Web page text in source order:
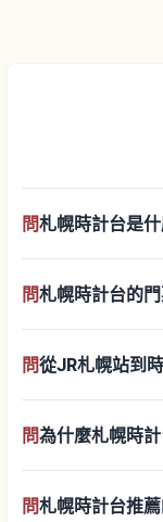
問札幌時計台是
問札幌時計台的
問從JR札幌站到
問為什麼札幌時
問札幌時計台推